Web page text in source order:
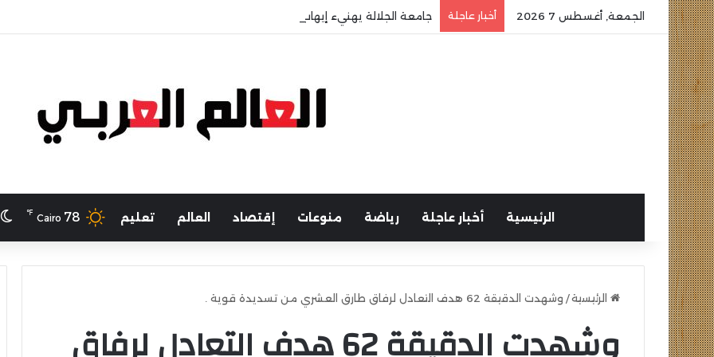
الجمعة, أغسطس 7 2026 أخبار عاجلة جامعة الجلالة يهنيء إيهاب حسانين لتعيينه أمينًا عامًا لمجلس الجامعات الخاصة
الرئيسية أخبار عاجلة رياضة منوعات إقتصاد العالم تعليم Cairo 78
℉
الرئيسية/ وشهدت الدقيقة 62 هدف التعادل لرفاق طارق العشري من تسديدة قوية .